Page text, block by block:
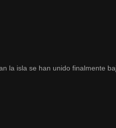
la isla se han unido finalmente